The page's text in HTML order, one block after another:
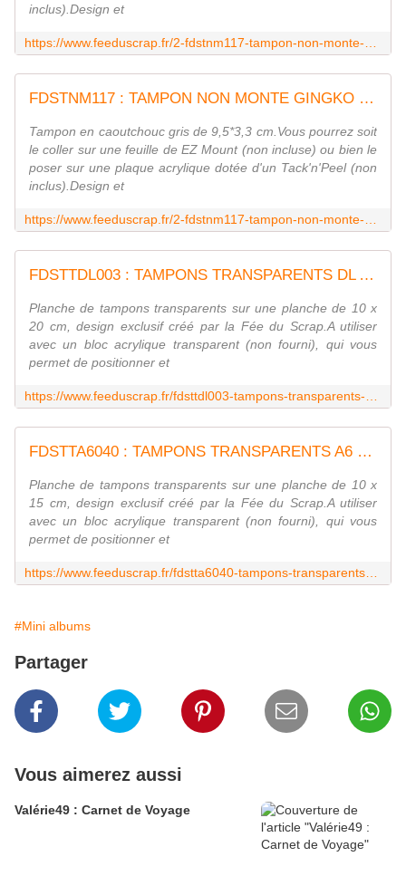
inclus).Design et
FDSTNM117 : TAMPON NON MONTE GINGKO Fée du scrap
Tampon en caoutchouc gris de 9,5*3,3 cm.Vous pourrez soit
le coller sur une feuille de EZ Mount (non incluse) ou bien le
poser sur une plaque acrylique dotée d'un Tack'n'Peel (non
inclus).Design et
FDSTTDL003 : TAMPONS TRANSPARENTS DL ALPHABET FEE DU SCRAP
Planche de tampons transparents sur une planche de 10 x
20 cm, design exclusif créé par la Fée du Scrap.A utiliser
avec un bloc acrylique transparent (non fourni), qui vous
permet de positionner et
FDSTTA6040 : TAMPONS TRANSPARENTS A6 ROUAGES FEE DU SCRAP
Planche de tampons transparents sur une planche de 10 x
15 cm, design exclusif créé par la Fée du Scrap.A utiliser
avec un bloc acrylique transparent (non fourni), qui vous
permet de positionner et
#Mini albums
Partager
Vous aimerez aussi
Valérie49 : Carnet de Voyage